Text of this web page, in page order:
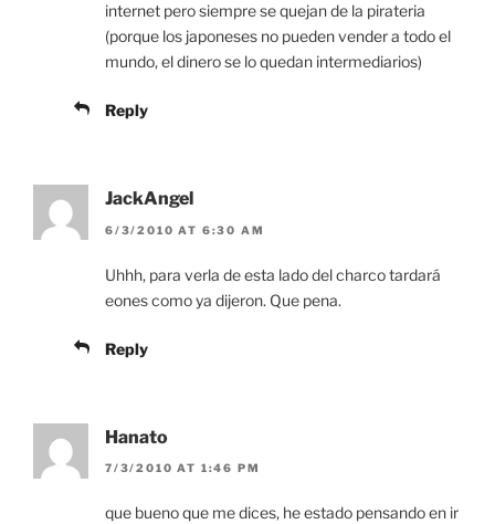
internet pero siempre se quejan de la pirateria
(porque los japoneses no pueden vender a todo el
mundo, el dinero se lo quedan intermediarios)
Reply
JackAngel
6/3/2010 AT 6:30 AM
Uhhh, para verla de esta lado del charco tardará
eones como ya dijeron. Que pena.
Reply
Hanato
7/3/2010 AT 1:46 PM
que bueno que me dices, he estado pensando en ir